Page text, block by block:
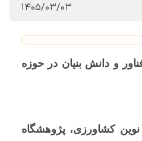
1405/03/03
و دانش بنیان در حوزه
کشاورزی، پژوهشگاه